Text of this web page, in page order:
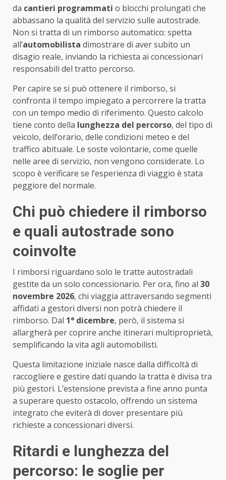
da cantieri programmati o blocchi prolungati che
abbassano la qualità del servizio sulle autostrade.
Non si tratta di un rimborso automatico: spetta
all’automobilista dimostrare di aver subito un
disagio reale, inviando la richiesta ai concessionari
responsabili del tratto percorso.
Per capire se si può ottenere il rimborso, si
confronta il tempo impiegato a percorrere la tratta
con un tempo medio di riferimento. Questo calcolo
tiene conto della lunghezza del percorso, del tipo di
veicolo, dell’orario, delle condizioni meteo e del
traffico abituale. Le soste volontarie, come quelle
nelle aree di servizio, non vengono considerate. Lo
scopo è verificare se l’esperienza di viaggio è stata
peggiore del normale.
Chi può chiedere il rimborso
e quali autostrade sono
coinvolte
I rimborsi riguardano solo le tratte autostradali
gestite da un solo concessionario. Per ora, fino al 30
novembre 2026, chi viaggia attraversando segmenti
affidati a gestori diversi non potrà chiedere il
rimborso. Dal 1° dicembre, però, il sistema si
allargherà per coprire anche itinerari multiproprietà,
semplificando la vita agli automobilisti.
Questa limitazione iniziale nasce dalla difficoltà di
raccogliere e gestire dati quando la tratta è divisa tra
più gestori. L’estensione prevista a fine anno punta
a superare questo ostacolo, offrendo un sistema
integrato che eviterà di dover presentare più
richieste a concessionari diversi.
Ritardi e lunghezza del
percorso: le soglie per